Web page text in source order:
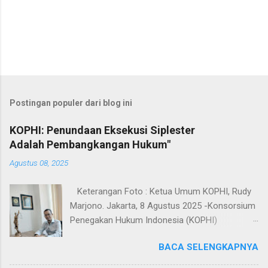
Postingan populer dari blog ini
KOPHI: Penundaan Eksekusi Siplester
Adalah Pembangkangan Hukum"
Agustus 08, 2025
Keterangan Foto : Ketua Umum KOPHI, Rudy
Marjono. Jakarta, 8 Agustus 2025 -Konsorsium
Penegakan Hukum Indonesia (KOPHI)
terhadap putusan perkara Siplester yang telah
berkekuatan hukum tetap (inkracht) sejak 2019,
BACA SELENGKAPNYA